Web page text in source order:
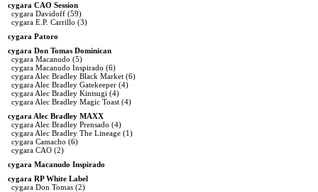
cygara CAO Session
cygara Davidoff (59)
cygara E.P. Carrillo (3)
cygara Patoro
cygara Don Tomas Dominican
cygara Macanudo (5)
cygara Macanudo Inspirado (6)
cygara Alec Bradley Black Market (6)
cygara Alec Bradley Gatekeeper (4)
cygara Alec Bradley Kintsugi (4)
cygara Alec Bradley Magic Toast (4)
cygara Alec Bradley MAXX
cygara Alec Bradley Prensado (4)
cygara Alec Bradley The Lineage (1)
cygara Camacho (6)
cygara CAO (2)
cygara Macanudo Inspirado
cygara RP White Label
cygara Don Tomas (2)